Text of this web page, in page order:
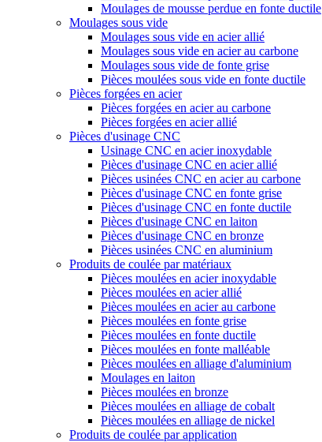
Moulages de mousse perdue en fonte ductile
Moulages sous vide
Moulages sous vide en acier allié
Moulages sous vide en acier au carbone
Moulages sous vide de fonte grise
Pièces moulées sous vide en fonte ductile
Pièces forgées en acier
Pièces forgées en acier au carbone
Pièces forgées en acier allié
Pièces d'usinage CNC
Usinage CNC en acier inoxydable
Pièces d'usinage CNC en acier allié
Pièces usinées CNC en acier au carbone
Pièces d'usinage CNC en fonte grise
Pièces d'usinage CNC en fonte ductile
Pièces d'usinage CNC en laiton
Pièces d'usinage CNC en bronze
Pièces usinées CNC en aluminium
Produits de coulée par matériaux
Pièces moulées en acier inoxydable
Pièces moulées en acier allié
Pièces moulées en acier au carbone
Pièces moulées en fonte grise
Pièces moulées en fonte ductile
Pièces moulées en fonte malléable
Pièces moulées en alliage d'aluminium
Moulages en laiton
Pièces moulées en bronze
Pièces moulées en alliage de cobalt
Pièces moulées en alliage de nickel
Produits de coulée par application